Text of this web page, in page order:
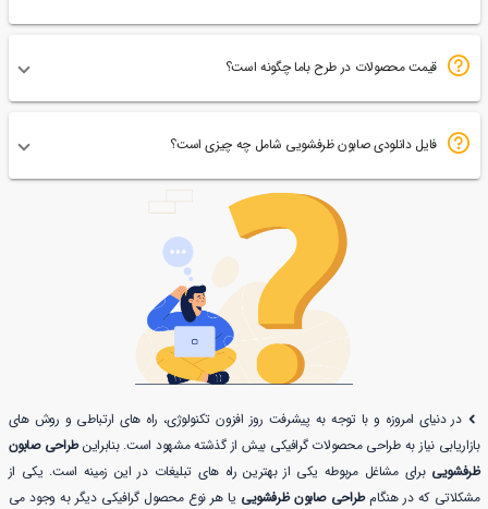
قیمت محصولات در طرح باما چگونه است؟
فایل دانلودی صابون ظرفشویی شامل چه چیزی است؟
در دنیای امروزه و با توجه به پیشرفت روز افزون تکنولوژی، راه های ارتباطی و روش های
بازاریابی نیاز به طراحی محصولات گرافیکی بیش از گذشته مشهود است. بنابراینطراحی صابون
ظرفشویی برای مشاغل مربوطه یکی از بهترین راه های تبلیغات در این زمینه است. یکی از
مشکلاتی که در هنگامطراحی صابون ظرفشویی یا هر نوع محصول گرافیکی دیگر به وجود می